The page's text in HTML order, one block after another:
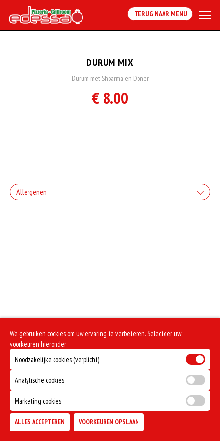
TERUG NAAR MENU
DURUM MIX
Durum met Shoarma en Doner
€ 8.00
Allergenen
We gebruiken cookies om uw ervaring te verbeteren. Selecteer uw
voorkeuren hieronder
Noodzakelijke cookies (verplicht)
Analytische cookies
Marketing cookies
ALLES ACCEPTEREN VOORKEUREN OPSLAAN